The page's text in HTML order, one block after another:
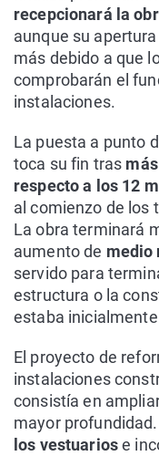
recepcionará la
aunque su
más debido a que
comprobarán el
instalaciones.
La puesta a punto
toca su fin tras
respecto a los 12
al comienzo de los
La obra terminará
aumento de medio
servido para
estructura o la
estaba
El proyecto de
instalaciones
consistía en
mayor
los vestuariose